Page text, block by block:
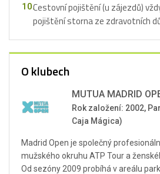
Cestovní pojištění (u zájezdů)
pojištění storna ze zdravotních
O klubech
MUTUA MADRID
Rok založení: 2002,
Caja Mágica)
Madrid Open je společný
mužského okruhu ATP Tour a
Od sezóny 2009 probíhá v areálu